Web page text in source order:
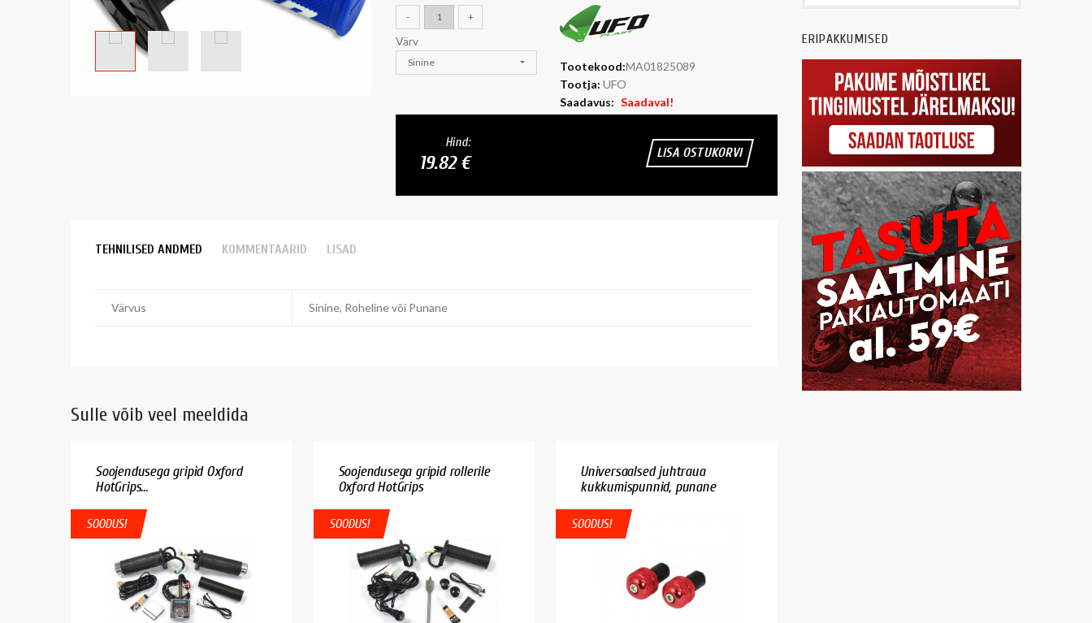
ERIPAKKUMISED
Tootekood:MA01825089
Tootja: UFO
Saadavus: Saadaval!
- +
Värv
Sinine
Hind:
19.82 € LISA OSTUKORVI
TEHNILISED ANDMED KOMMENTAARID LISAD
Värvus Sinine, Roheline või Punane
Sulle võib veel meeldida
Soojendusega gripid Oxford
HotGrips...
SOODUS!
Soojendusega gripid rollerile
Oxford HotGrips
SOODUS!
Universaalsed juhtraua
kukkumispunnid, punane
SOODUS!